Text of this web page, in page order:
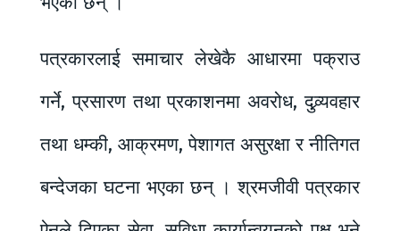
पत्रकारलाई समाचार लेखेकै आधारमा पक्राउ
गर्ने, प्रसारण तथा प्रकाशनमा अवरोध, दुव्र्यवहार
तथा धम्की, आक्रमण, पेशागत असुरक्षा र नीतिगत
बन्देजका घटना भएका छन् । श्रमजीवी पत्रकार